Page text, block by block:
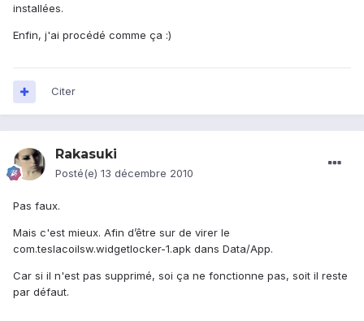
installées.
Enfin, j'ai procédé comme ça :)
Citer
Rakasuki
Posté(e) 13 décembre 2010
Pas faux.
Mais c'est mieux. Afin d’être sur de virer le
com.teslacoilsw.widgetlocker-1.apk dans Data/App.
Car si il n'est pas supprimé, soi ça ne fonctionne pas, soit il reste
par défaut.